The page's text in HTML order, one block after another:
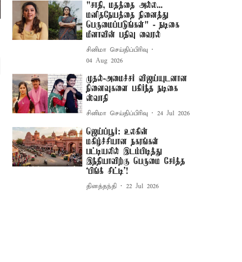
"சாதி, மதத்தை அல்ல...
மனிதநேயத்தை நினைத்து
பெருமைப்படுங்கள்" - நடிகை
மீனாவின் பதிவு வைரல்
சினிமா செய்திப்பிரிவு
04 Aug 2026
முதல்-அமைச்சர் விஜய்யுடனான
நினைவுகளை பகிர்ந்த நடிகை
ஸ்வாதி
சினிமா செய்திப்பிரிவு 24 Jul 2026
ஜெய்ப்பூர்: உலகின்
மகிழ்ச்சியான நகரங்கள்
பட்டியலில் இடம்பிடித்து
இந்தியாவிற்கு பெருமை சேர்த்த
‘பிங்க் சிட்டி’!
தினத்தந்தி 22 Jul 2026